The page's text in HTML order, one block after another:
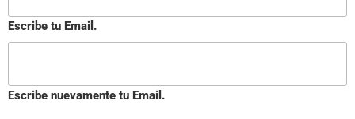
Escribe tu Email.
Escribe nuevamente tu Email.